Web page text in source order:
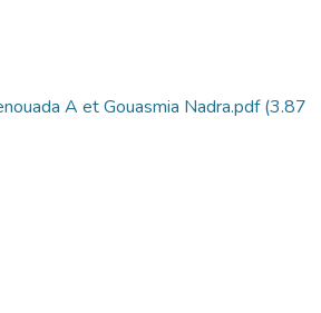
A et Gouasmia Nadra.pdf(3.87